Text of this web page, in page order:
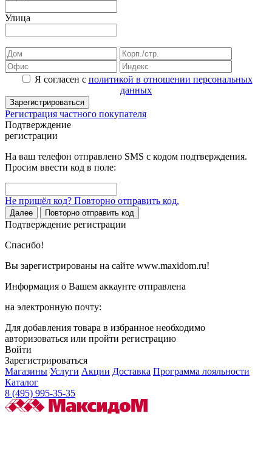
Улица
Я согласен с политикой в отношении персональных
данных
Зарегистрироваться
Регистрация частного покупателя
Подтверждение
регистрации
На ваш телефон отправлено SMS с кодом подтверждения.
Просим ввести код в поле:
Не пришёл код? Повторно отправить код.
Далее Повторно отправить код
Подтверждение регистрации
Спасибо!
Вы зарегистрированы на сайте www.maxidom.ru!
Информация о Вашем аккаунте отправлена
на электронную почту:
Для добавления товара в избранное необходимо
авторизоваться или пройти регистрацию
Войти
Зарегистрироваться
Магазины Услуги Акции Доставка Программа лояльности
Каталог
8 (495) 995-35-35